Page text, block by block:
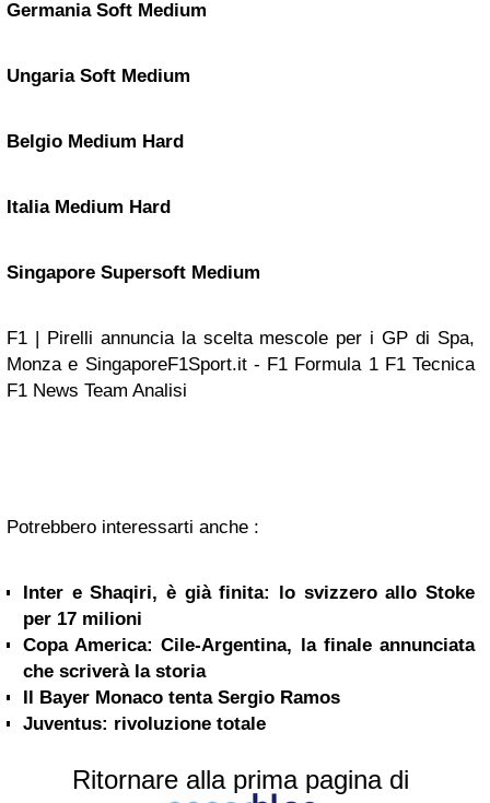
Germania Soft Medium
Ungaria Soft Medium
Belgio Medium Hard
Italia Medium Hard
Singapore Supersoft Medium
F1 | Pirelli annuncia la scelta mescole per i GP di Spa,
Monza e SingaporeF1Sport.it - F1 Formula 1 F1 Tecnica
F1 News Team Analisi
Potrebbero interessarti anche :
Inter e Shaqiri, è già finita: lo svizzero allo Stoke
per 17 milioni
Copa America: Cile-Argentina, la finale annunciata
che scriverà la storia
Il Bayer Monaco tenta Sergio Ramos
Juventus: rivoluzione totale
Ritornare alla prima pagina di